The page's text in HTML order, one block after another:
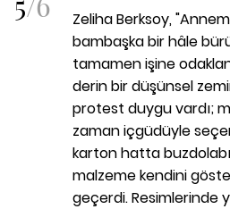
Zeliha Berksoy,
bambaşka bir hâle
tamamen işine
derin bir düşünsel
protest duygu vardı;
zaman içgüdüyle
karton hatta
malzeme kendini
geçerdi. Resimlerinde